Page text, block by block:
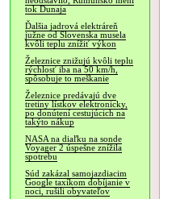
tok Dunaja
Ďalšia jadrová elektráreň
južne od Slovenska musela
kvôli teplu znížiť výkon
Železnice znižujú kvôli teplu
rýchlosť iba na 50 km/h,
spôsobuje to meškanie
Železnice predávajú dve
tretiny lístkov elektronicky,
po donútení cestujúcich na
takýto nákup
NASA na diaľku na sonde
Voyager 2 úspešne znížila
spotrebu
Súd zakázal samojazdiacim
Google taxíkom dobíjanie v
noci, rušili obyvateľov